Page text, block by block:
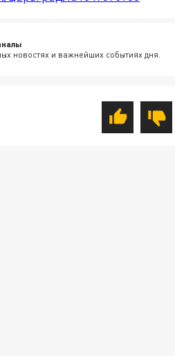
новостях и важнейших событиях дня.